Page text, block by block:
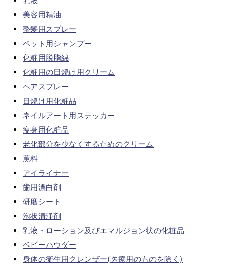
美容用精油
整髪用スプレー
ペット用シャンプー
化粧用脱脂綿
化粧用の日焼け用クリーム
ヘアスプレー
日焼け用化粧品
ネイルアート用ステッカー
痩身用化粧品
老化部分を少なくするためのクリーム
薫料
アイライナー
歯用漂白剤
研磨シート
泡状清浄剤
乳液・ローション及びエマルジョン状の化粧品
ベビーパウダー
身体の衛生用クレンザー(医療用のものを除く)